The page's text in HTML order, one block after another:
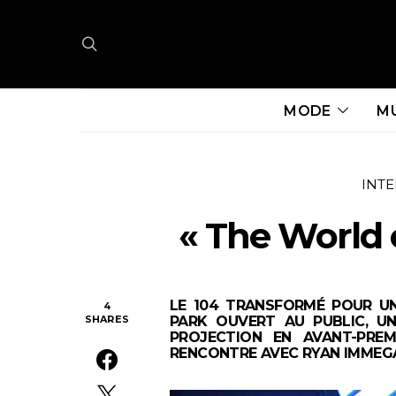
MODE
« The World
4
SHARES
LE 104 TRANSFORMÉ POUR
PARK OUVERT AU PUBLIC,
PROJECTION EN AVANT-
RENCONTRE AVEC RYAN